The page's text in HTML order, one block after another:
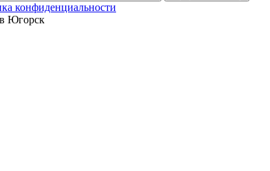
конфиденциальности
в Югорск